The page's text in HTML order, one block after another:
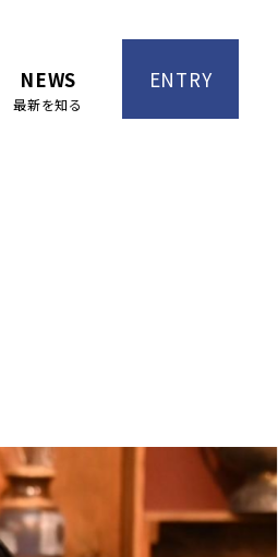
NEWS
最新を知る
ENTRY